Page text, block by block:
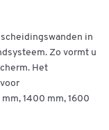
in
Zo vormt u
Het
1400 mm, 1600